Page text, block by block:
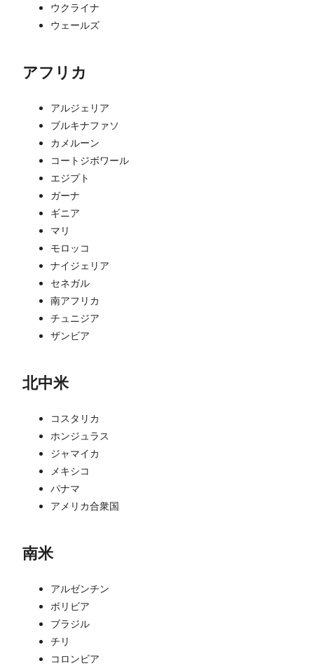
ウクライナ
ウェールズ
アフリカ
アルジェリア
ブルキナファソ
カメルーン
コートジボワール
エジプト
ガーナ
ギニア
マリ
モロッコ
ナイジェリア
セネガル
南アフリカ
チュニジア
ザンビア
北中米
コスタリカ
ホンジュラス
ジャマイカ
メキシコ
パナマ
アメリカ合衆国
南米
アルゼンチン
ボリビア
ブラジル
チリ
コロンビア